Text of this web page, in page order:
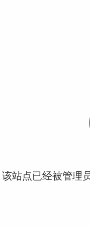
站点已经被管理